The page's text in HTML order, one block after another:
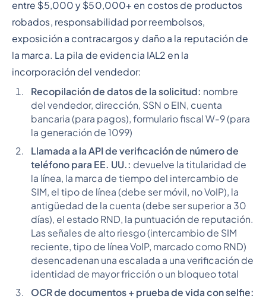
entre $5,000 y $50,000+ en costos de productos
robados, responsabilidad por reembolsos,
exposición a contracargos y daño a la reputación de
la marca. La pila de evidencia IAL2 en la
incorporación del vendedor:
Recopilación de datos de la solicitud: nombre
del vendedor, dirección, SSN o EIN, cuenta
bancaria (para pagos), formulario fiscal W-9 (para
la generación de 1099)
Llamada a la API de verificación de número de
teléfono para EE. UU.: devuelve la titularidad de
la línea, la marca de tiempo del intercambio de
SIM, el tipo de línea (debe ser móvil, no VoIP), la
antigüedad de la cuenta (debe ser superior a 30
días), el estado RND, la puntuación de reputación.
Las señales de alto riesgo (intercambio de SIM
reciente, tipo de línea VoIP, marcado como RND)
desencadenan una escalada a una verificación de
identidad de mayor fricción o un bloqueo total
OCR de documentos + prueba de vida con selfie: